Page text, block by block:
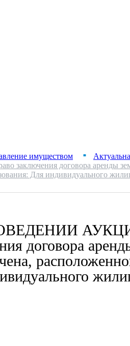
имуществом ■
договора аренды
Для индивидуального
аренды